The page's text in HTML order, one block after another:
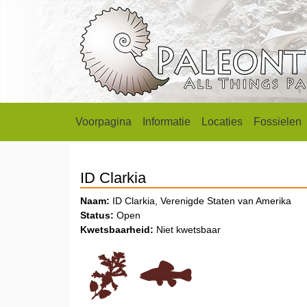
Voorpagina Informatie Locaties Fossielen
ID Clarkia
Naam: ID Clarkia, Verenigde Staten van Amerika
Status: Open
Kwetsbaarheid: Niet kwetsbaar